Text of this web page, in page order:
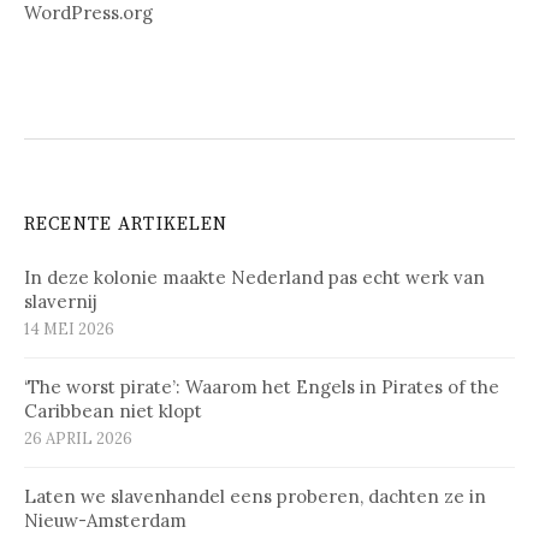
WordPress.org
RECENTE ARTIKELEN
In deze kolonie maakte Nederland pas echt werk van
slavernij
14 MEI 2026
‘The worst pirate’: Waarom het Engels in Pirates of the
Caribbean niet klopt
26 APRIL 2026
Laten we slavenhandel eens proberen, dachten ze in
Nieuw-Amsterdam